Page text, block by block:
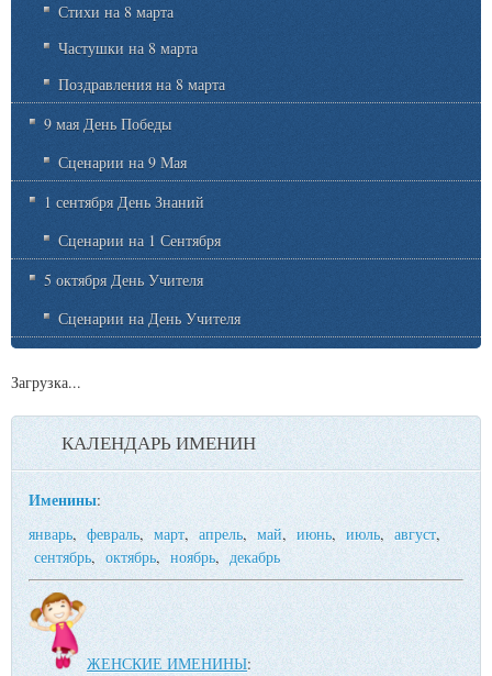
Стихи на 8 марта
Частушки на 8 марта
Поздравления на 8 марта
9 мая День Победы
Сценарии на 9 Мая
1 сентября День Знаний
Сценарии на 1 Сентября
5 октября День Учителя
Сценарии на День Учителя
Загрузка...
КАЛЕНДАРЬ ИМЕНИН
Именины:
январь, февраль, март, апрель,май, июнь, июль,август,
сентябрь,октябрь, ноябрь,декабрь
ЖЕНСКИЕ ИМЕНИНЫ: